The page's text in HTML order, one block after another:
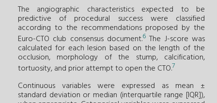
The angiographic characteristics expected to be
predictive of procedural success were classified
according to the recommendations proposed by the
Euro-CTO club consensus document.6 The J-score was
calculated for each lesion based on the length of the
occlusion, morphology of the stump, calcification,
tortuosity, and prior attempt to open the CTO.7
Continuous variables were expressed as mean ±
standard deviation or median (interquartile range [IQR]),